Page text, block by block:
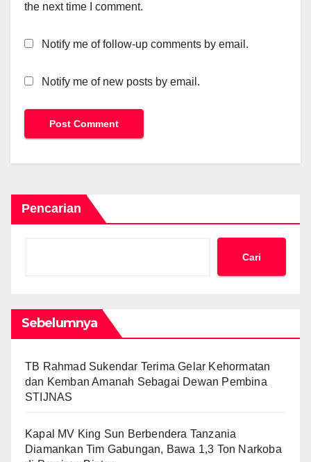
the next time I comment.
Notify me of follow-up comments by email.
Notify me of new posts by email.
Pencarian
Cari
Sebelumnya
TB Rahmad Sukendar Terima Gelar Kehormatan
dan Kemban Amanah Sebagai Dewan Pembina
STIJNAS
Kapal MV King Sun Berbendera Tanzania
Diamankan Tim Gabungan, Bawa 1,3 Ton Narkoba